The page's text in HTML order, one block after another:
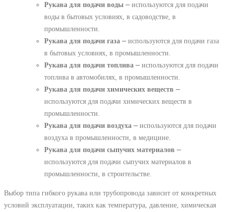
Рукава для подачи воды ⎼ используются для подачи
воды в бытовых условиях, в садоводстве, в
промышленности.
Рукава для подачи газа ⎼ используются для подачи газа
в бытовых условиях, в промышленности.
Рукава для подачи топлива ⎼ используются для подачи
топлива в автомобилях, в промышленности.
Рукава для подачи химических веществ ⎼
используются для подачи химических веществ в
промышленности.
Рукава для подачи воздуха ⎼ используются для подачи
воздуха в промышленности, в медицине.
Рукава для подачи сыпучих материалов ⎼
используются для подачи сыпучих материалов в
промышленности, в строительстве.
Выбор типа гибкого рукава или трубопровода зависит от конкретных
условий эксплуатации, таких как температура, давление, химическая